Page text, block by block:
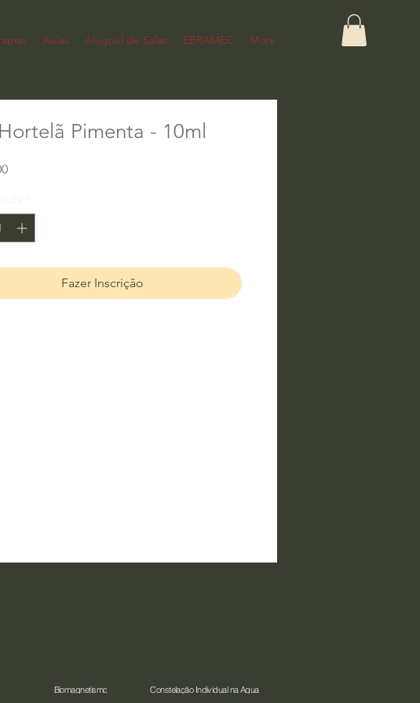
Aulas Aluguel de Salas EBRAMEC More
Pimenta - 10ml
Preço
Fazer Inscrição
Biomagnetismo
Constelação Individual na Água